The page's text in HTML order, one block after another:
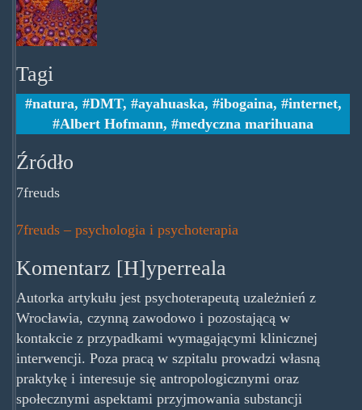
Grey-
One-
100.jpg
Tagi
natura, DMT, ayahuaska, ibogaina, internet,
Albert Hofmann, medyczna marihuana
Źródło
7freuds
7freuds – psychologia i psychoterapia
Komentarz [H]yperreala
Autorka artykułu jest psychoterapeutą uzależnień z
Wrocławia, czynną zawodowo i pozostającą w
kontakcie z przypadkami wymagającymi klinicznej
interwencji. Poza pracą w szpitalu prowadzi własną
praktykę i interesuje się antropologicznymi oraz
społecznymi aspektami przyjmowania substancji